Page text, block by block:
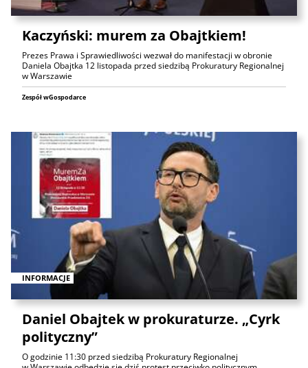
Kaczyński: murem za Obajtkiem!
Prezes Prawa i Sprawiedliwości wezwał do manifestacji w obronie
Daniela Obajtka 12 listopada przed siedzibą Prokuratury Regionalnej
w Warszawie
Zespół wGospodarce
INFORMACJE
Daniel Obajtek w prokuraturze. „Cyrk
polityczny”
O godzinie 11:30 przed siedzibą Prokuratury Regionalnej